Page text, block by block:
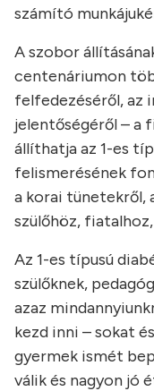
számító
A szobor
centenáriumon
felfedezéséről, az
jelentőségéről – a
állíthatja az 1-es
felismerésének
a korai tünetekről,
szülőhöz,
Az 1-es típusú
szülőknek,
azaz
kezd inni – sokat
gyermek ismét
válik és nagyon jó